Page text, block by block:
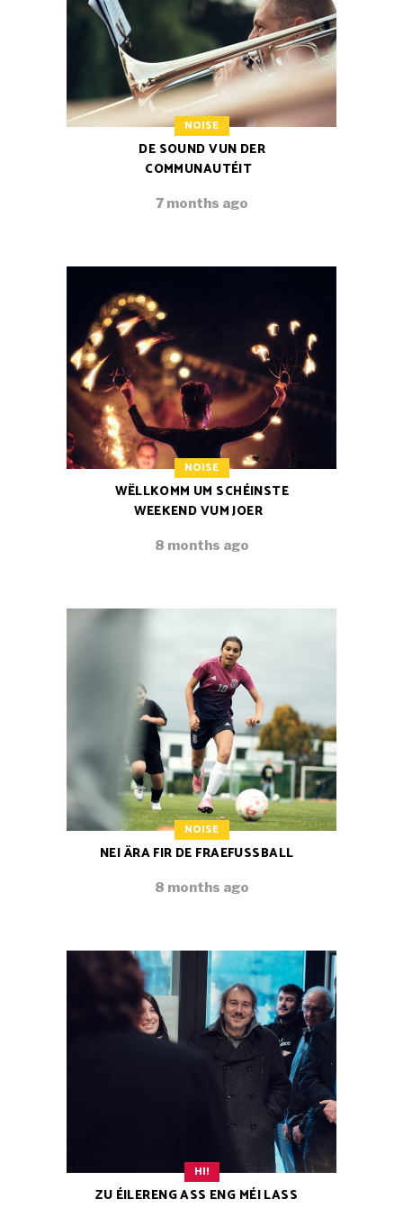
NOISE
DE SOUND VUN DER
COMMUNAUTÉIT
7 months ago
NOISE
WËLLKOMM UM SCHÉINSTE
WEEKEND VUM JOER
8 months ago
NOISE
NEI ÄRA FIR DE FRAEFUSSBALL
8 months ago
HI!
ZU ÉILERENG ASS ENG MÉI LASS